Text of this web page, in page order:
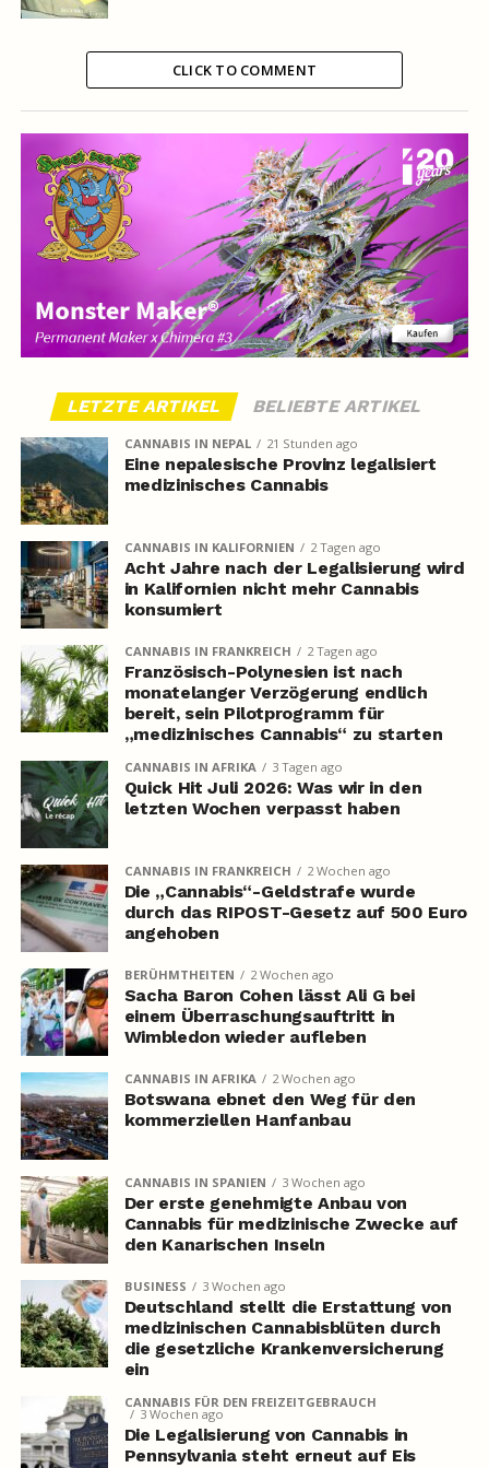
CLICK TO COMMENT
LETZTE ARTIKEL BELIEBTE ARTIKEL
CANNABIS IN NEPAL 21 Stunden ago
Eine nepalesische Provinz legalisiert
medizinisches Cannabis
CANNABIS IN KALIFORNIEN 2 Tagen ago
Acht Jahre nach der Legalisierung wird
in Kalifornien nicht mehr Cannabis
konsumiert
CANNABIS IN FRANKREICH 2 Tagen ago
Französisch-Polynesien ist nach
monatelanger Verzögerung endlich
bereit, sein Pilotprogramm für
„medizinisches Cannabis“ zu starten
CANNABIS IN AFRIKA 3 Tagen ago
Quick Hit Juli 2026: Was wir in den
letzten Wochen verpasst haben
CANNABIS IN FRANKREICH 2 Wochen ago
Die „Cannabis“-Geldstrafe wurde
durch das RIPOST-Gesetz auf 500 Euro
angehoben
BERÜHMTHEITEN 2 Wochen ago
Sacha Baron Cohen lässt Ali G bei
einem Überraschungsauftritt in
Wimbledon wieder aufleben
CANNABIS IN AFRIKA 2 Wochen ago
Botswana ebnet den Weg für den
kommerziellen Hanfanbau
CANNABIS IN SPANIEN 3 Wochen ago
Der erste genehmigte Anbau von
Cannabis für medizinische Zwecke auf
den Kanarischen Inseln
BUSINESS 3 Wochen ago
Deutschland stellt die Erstattung von
medizinischen Cannabisblüten durch
die gesetzliche Krankenversicherung
ein
CANNABIS FÜR DEN FREIZEITGEBRAUCH
3 Wochen ago
Die Legalisierung von Cannabis in
Pennsylvania steht erneut auf Eis